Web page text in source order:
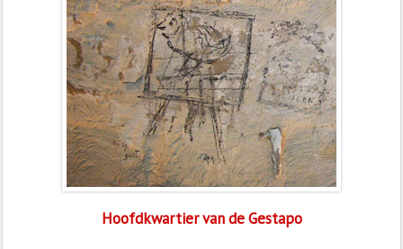
Hoofdkwartier van de Gestapo